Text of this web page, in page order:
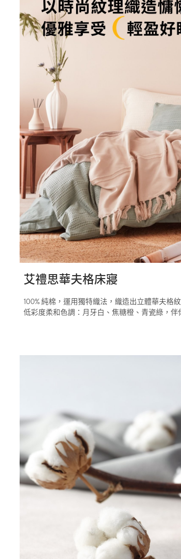
艾禮思華夫格床寢
100% 純棉，運用獨特織法，織造出立體華夫格
低彩度柔和色調：月牙白、焦糖橙、青瓷綠，伴